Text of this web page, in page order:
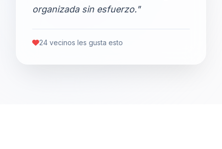
organizada sin esfuerzo."
24 vecinos les gusta esto